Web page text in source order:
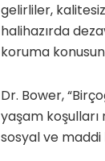
gelirliler,
halihazırda
koruma
Dr. Bower,
yaşam
sosyal ve maddi